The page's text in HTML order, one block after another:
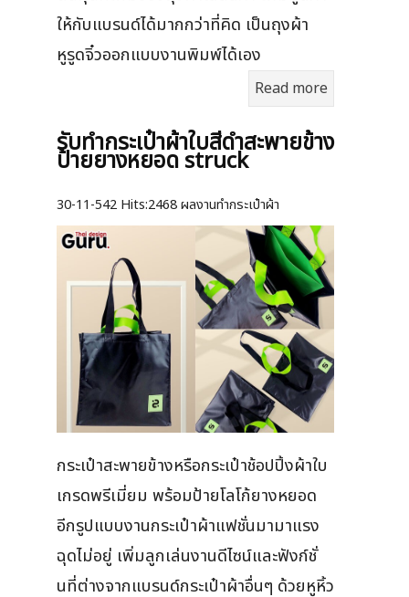
ให้กับแบรนด์ได้มากกว่าที่คิด เป็นถุงผ้า
หูรูดจิ๋วออกแบบงานพิมพ์ได้เอง
Read more
รับทำกระเป๋าผ้าใบสีดำสะพายข้าง
ป้ายยางหยอด struck
30-11-542 Hits:2468 ผลงานทำกระเป๋าผ้า
กระเป๋าสะพายข้างหรือกระเป๋าช้อปปิ้งผ้าใบ
เกรดพรีเมี่ยม พร้อมป้ายโลโก้ยางหยอด
อีกรูปแบบงานกระเป๋าผ้าแฟชั่นมามาแรง
ฉุดไม่อยู่ เพิ่มลูกเล่นงานดีไซน์และฟังก์ชั่
นที่ต่างจากแบรนด์กระเป๋าผ้าอื่นๆ ด้วยหูหิ้ว